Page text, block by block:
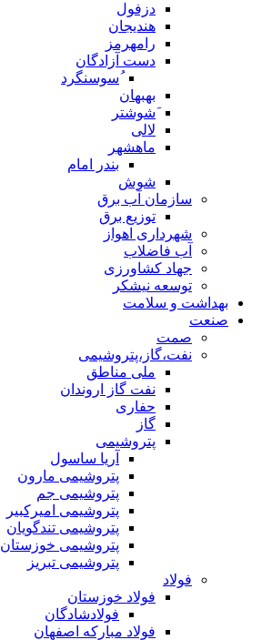
دزفول
هندیجان
رامهرمز
دست آزادگان
ُسوسنگرد
بهبهان
َشوشتر
لالی
ماهشهر
بندر امام
شوش
سازمان آب برق
توزیع برق
شهرداری اهواز
آب فاضلاب
جهاد کشاورزی
توسعه نیشکر
بهداشت و سلامت
صنعت
صمت
نفت،گاز،پتروشیمی
ملی مناطق
نفت گاز اروندان
حفاری
گاز
پتروشیمی
آریا ساسول
پتروشیمی مارون
پتروشیمی جم
پتروشیمی امیرکبیر
پتروشیمی تندگویان
پتروشیمی خوزستان
پتروشیمی تبریز
فولاد
فولاد خوزستان
فولادشادگان
فولاد مبارکه اصفهان